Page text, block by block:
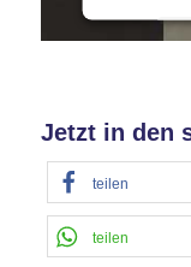
Jetzt in den
teilen
teilen